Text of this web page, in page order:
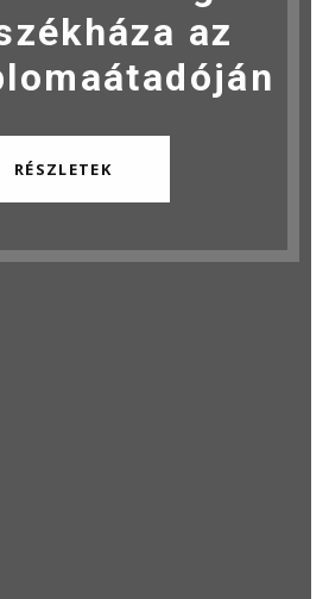
az
RÉSZLETEK